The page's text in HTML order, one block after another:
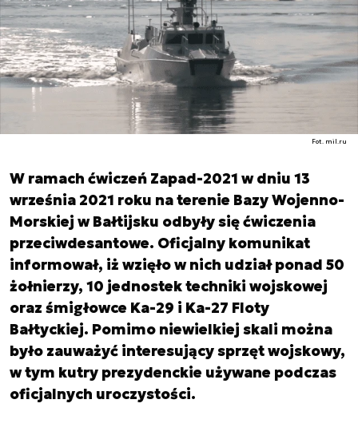
Fot. mil.ru
W ramach ćwiczeń Zapad-2021 w dniu 13
września 2021 roku na terenie Bazy Wojenno-
Morskiej w Bałtijsku odbyły się ćwiczenia
przeciwdesantowe. Oficjalny komunikat
informował, iż wzięło w nich udział ponad 50
żołnierzy, 10 jednostek techniki wojskowej
oraz śmigłowce Ka-29 i Ka-27 Floty
Bałtyckiej. Pomimo niewielkiej skali można
było zauważyć interesujący sprzęt wojskowy,
w tym kutry prezydenckie używane podczas
oficjalnych uroczystości.